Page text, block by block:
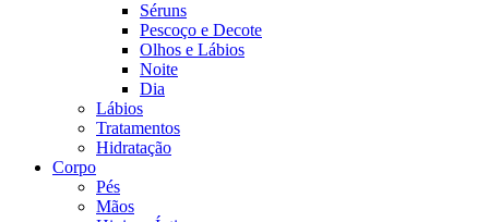
Séruns
Pescoço e Decote
Olhos e Lábios
Noite
Dia
Lábios
Tratamentos
Hidratação
Corpo
Pés
Mãos